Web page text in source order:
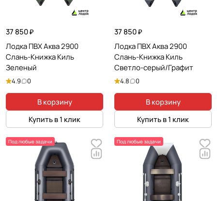
37 850 ₽
Лодка ПВХ Аква 2900
Слань-Книжка Киль
Зеленый
4.9 0
В корзину
Купить в 1 клик
37 850 ₽
Лодка ПВХ Аква 2900
Слань-Книжка Киль
Светло-серый/Графит
4.8 0
В корзину
Купить в 1 клик
Под любые задачи Под любые задачи